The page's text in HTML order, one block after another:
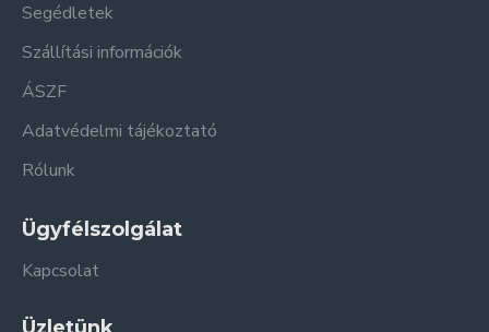
Segédletek
Szállítási információk
ÁSZF
Adatvédelmi tájékoztató
Rólunk
Ügyfélszolgálat
Kapcsolat